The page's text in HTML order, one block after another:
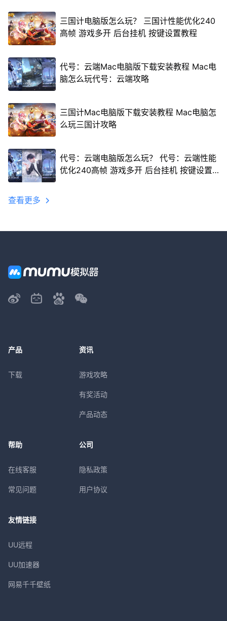
三国计电脑版怎么玩？ 三国计性能优化240
高帧 游戏多开 后台挂机 按键设置教程
代号：云端Mac电脑版下载安装教程 Mac电
脑怎么玩代号：云端攻略
三国计Mac电脑版下载安装教程 Mac电脑怎
么玩三国计攻略
代号：云端电脑版怎么玩？ 代号：云端性能
优化240高帧 游戏多开 后台挂机 按键设置
查看更多
产品
下载
资讯
游戏攻略
有奖活动
产品动态
帮助
在线客服
常见问题
公司
隐私政策
用户协议
友情链接
UU远程
UU加速器
网易千千壁纸